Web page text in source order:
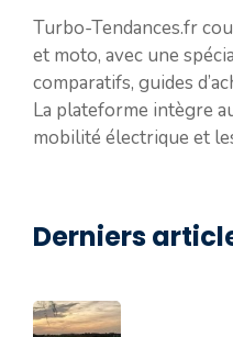
Turbo-Tendances.fr
et moto, avec une
comparatifs, guides
La plateforme intègre
mobilité électrique et
Derniers